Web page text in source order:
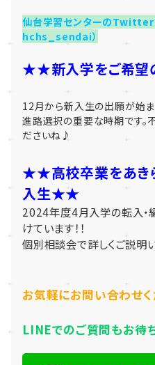
仙台学習センターのTwitterは
hchs_sendai）
★★新入学をご希
12月から新入生の出願が始ま
進路選択の重要な時期です。
ださいね♪
★★高校卒業をあき
入生★★
2024年度4月入学の転入・
けています！！
個別相談会で詳しくご説明
お気軽にお問い合わせく
LINEでのご質問もお待